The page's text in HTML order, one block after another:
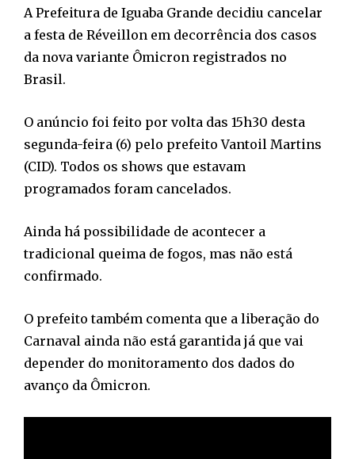
A Prefeitura de Iguaba Grande decidiu cancelar
a festa de Réveillon em decorrência dos casos
da nova variante Ômicron registrados no
Brasil.
O anúncio foi feito por volta das 15h30 desta
segunda-feira (6) pelo prefeito Vantoil Martins
(CID). Todos os shows que estavam
programados foram cancelados.
Ainda há possibilidade de acontecer a
tradicional queima de fogos, mas não está
confirmado.
O prefeito também comenta que a liberação do
Carnaval ainda não está garantida já que vai
depender do monitoramento dos dados do
avanço da Ômicron.